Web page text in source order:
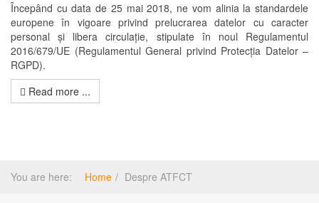
Începând cu data de 25 mai 2018, ne vom alinia la standardele
europene în vigoare privind prelucrarea datelor cu caracter
personal și libera circulație, stipulate în noul Regulamentul
2016/679/UE (Regulamentul General privind Protecția Datelor –
RGPD).
Read more ...
You are here: Home Despre ATFCT